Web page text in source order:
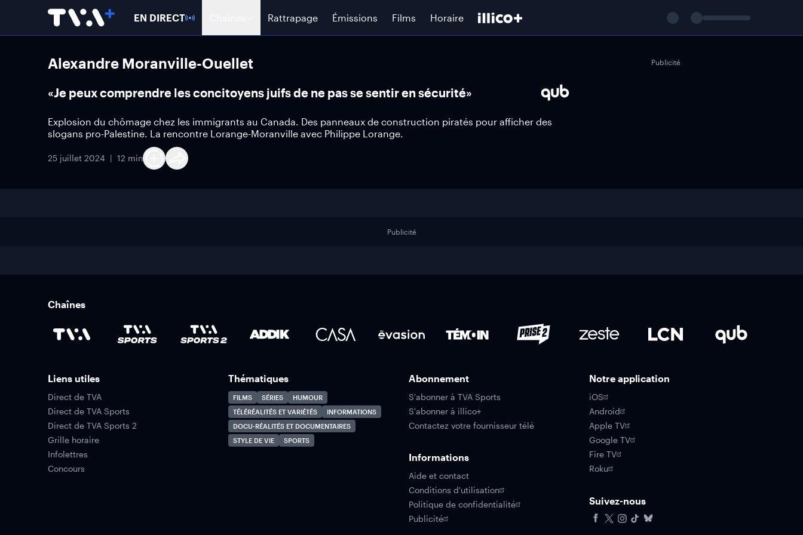
EN DIRECT Rattrapage Émissions Films Horaire
Alexandre Moranville-Ouellet
«Je peux comprendre les concitoyens juifs de ne pas se sentir en sécurité»
Explosion du chômage chez les immigrants au Canada. Des panneaux de construction piratés pour afficher des
slogans pro-Palestine. La rencontre Lorange-Moranville avec Philippe Lorange.
25 juillet 2024 12 min
Publicité
Publicité
Chaînes
Liens utiles
Direct de TVA
Direct de TVA Sports
Direct de TVA Sports 2
Grille horaire
Infolettres
Concours
Thématiques
FILMS SÉRIES
HUMOUR
TÉLÉRÉALITÉS ET VARIÉTÉS
INFORMATIONS
DOCU-RÉALITÉS ET DOCUMENTAIRES
STYLE DE VIE
SPORTS
Abonnement
S'abonner à TVA Sports
S'abonner à illico+
Contactez votre fournisseur télé
Informations
Aide et contact
Conditions d'utilisation
Politique de confidentialité
Publicité
Notre application
iOS
Android
Apple TV
Google TV
Fire TV
Roku
Suivez-nous